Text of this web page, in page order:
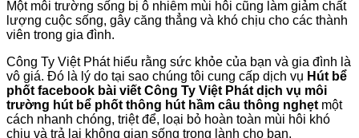
Một môi trường sống bị ô nhiễm mùi hôi cũng làm giảm chất
lượng cuộc sống, gây căng thẳng và khó chịu cho các thành
viên trong gia đình.
Công Ty Việt Phát hiểu rằng sức khỏe của bạn và gia đình là
vô giá. Đó là lý do tại sao chúng tôi cung cấp dịch vụ Hút bể
phốt facebook bài viết Công Ty Việt Phát dịch vụ môi
trường hút bể phốt thông hút hầm câu thông nghẹt một
cách nhanh chóng, triệt để, loại bỏ hoàn toàn mùi hôi khó
chịu và trả lại không gian sống trong lành cho bạn.